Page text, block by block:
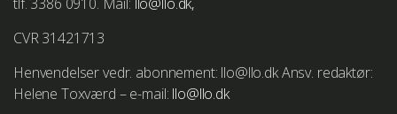
CVR 31421713
Henvendelser vedr. abonnement: llo@llo.dk Ansv. redaktør:
Helene Toxværd – e-mail: llo@llo.dk